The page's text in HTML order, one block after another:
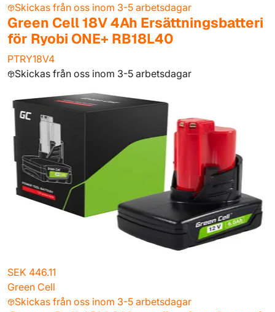
Skickas från oss inom 3-5 arbetsdagar
Green Cell 18V 4Ah Ersättningsbatteri
för Ryobi ONE+ RB18L40
PTRY18V4
Skickas från oss inom 3-5 arbetsdagar
SEK 446.11
Green Cell
Skickas från oss inom 3-5 arbetsdagar